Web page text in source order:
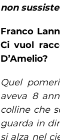
non
Franco
Ci vuol
D’Amelio?
Quel
aveva 8
colline che
guarda in
si alza nel